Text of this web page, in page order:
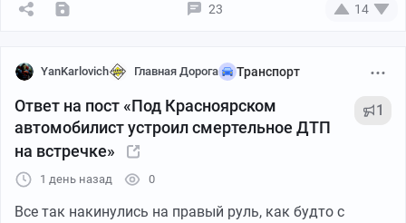
23 14
YanKarlovich Главная Дорога Транспорт
Ответ на пост «Под Красноярском
автомобилист устроил смертельное ДТП
на встречке»
1
1 день назад 0
Все так накинулись на правый руль, как будто с